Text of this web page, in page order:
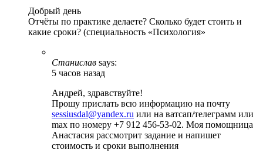
Добрый день
Отчёты по практике делаете? Сколько будет стоить и
какие сроки? (специальность «Психология»
Станислав says:
5 часов назад
Андрей, здравствуйте!
Прошу прислать всю информацию на почту
sessiusdal@yandex.ru или на ватсап/телеграмм или
max по номеру +7 912 456-53-02. Моя помощница
Анастасия рассмотрит задание и напишет
стоимость и сроки выполнения